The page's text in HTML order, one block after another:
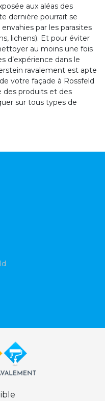
aux aléas des
dernière pourrait se
par les parasites
lichens). Et pour éviter
au moins une fois
d’expérience dans le
ravalement est apte
votre façade à Rossfeld
des produits et des
sur tous types de